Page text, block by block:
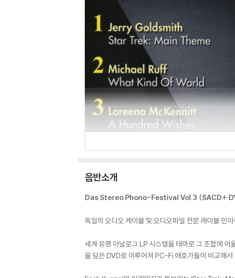
음반소개
Das Stereo Phono-Festival Vol.3 (SACD+
독일의 오디오 케이블 및 오디오파일 전문 레이블 인
세계 유명 아날로그 LP 시스템을 테마로 그 조합에
을 담은 DVD로 이루어져 PC-Fi 애호가들이 비교해서